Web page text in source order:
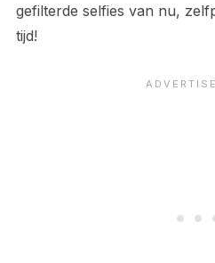
gefilterde selfies van nu,
tijd!